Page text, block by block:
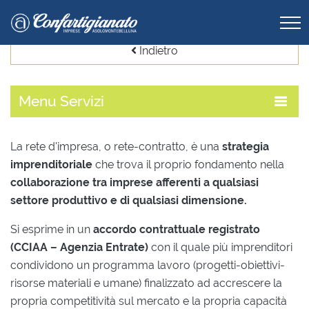
Indietro
Menu Servizi
La rete d'impresa, o rete-contratto, è una strategia
imprenditoriale che trova il proprio fondamento nella
collaborazione tra imprese afferenti a qualsiasi
settore produttivo e di qualsiasi dimensione.
Si esprime in un accordo contrattuale registrato
(CCIAA – Agenzia Entrate) con il quale più imprenditori
condividono un programma lavoro (progetti-obiettivi-
risorse materiali e umane) finalizzato ad accrescere la
propria competitività sul mercato e la propria capacità